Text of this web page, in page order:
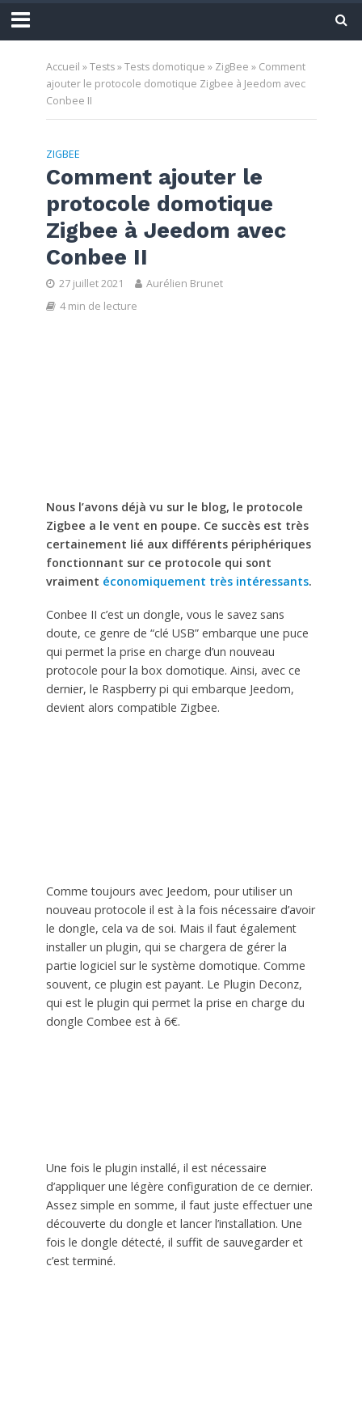
Accueil »Tests»Tests domotique » ZigBee » Comment
ajouter le protocole domotique Zigbee à Jeedom avec
Conbee II
ZIGBEE
Comment ajouter le
protocole domotique
Zigbee à Jeedom avec
Conbee II
27 juillet 2021
Aurélien Brunet
4 min de lecture
Nous l’avons déjà vu sur le blog, le protocole
Zigbee a le vent en poupe. Ce succès est très
certainement lié aux différents périphériques
fonctionnant sur ce protocole qui sont
vraiment économiquement très intéressants.
Conbee II c’est un dongle, vous le savez sans
doute, ce genre de “clé USB” embarque une puce
qui permet la prise en charge d’un nouveau
protocole pour la box domotique. Ainsi, avec ce
dernier, le Raspberry pi qui embarque Jeedom,
devient alors compatible Zigbee.
Comme toujours avec Jeedom, pour utiliser un
nouveau protocole il est à la fois nécessaire d’avoir
le dongle, cela va de soi. Mais il faut également
installer un plugin, qui se chargera de gérer la
partie logiciel sur le système domotique. Comme
souvent, ce plugin est payant. Le Plugin Deconz,
qui est le plugin qui permet la prise en charge du
dongle Combee est à 6€.
Une fois le plugin installé, il est nécessaire
d’appliquer une légère configuration de ce dernier.
Assez simple en somme, il faut juste effectuer une
découverte du dongle et lancer l’installation. Une
fois le dongle détecté, il suffit de sauvegarder et
c’est terminé.